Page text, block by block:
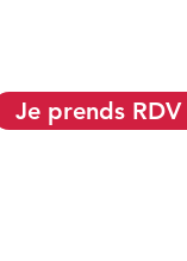
Je prends RDV